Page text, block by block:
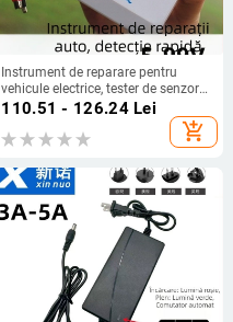
Instrument de reparare pentru
vehicule electrice, tester de senzor
Hall al motorului
110.51 - 126.24Lei
add_shopping_cart